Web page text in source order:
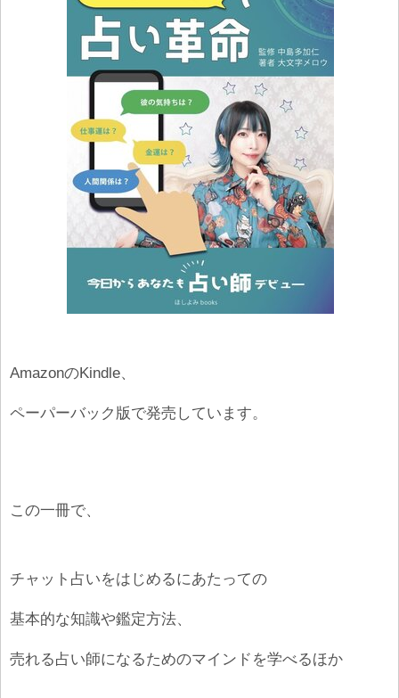
AmazonのKindle、
ペーパーバック版で発売しています。
この一冊で、
チャット占いをはじめるにあたっての
基本的な知識や鑑定方法、
売れる占い師になるためのマインドを学べるほか